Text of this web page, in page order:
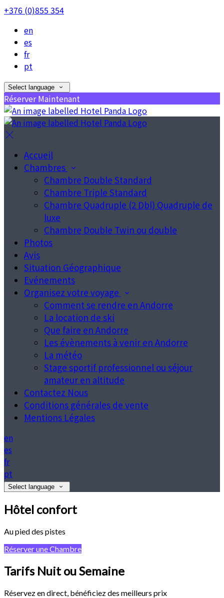
+376 (0)855 354
en
es
fr
pt
Select language
Réserver Maintenant
Accueil
Chambres
Chambre Double Standard
Chambre Triple Standard
Chambre Quadruple (2 Dbl) Quadruple de
luxe
Chambre Double Twin ou double
Photos
Avis
Situation Géographique
Evénements
Organisez votre voyage
Comment se rendre en Andorre
La location de ski
Que faire en Andorre
Les évènements à venir en Andorre
La météo
Stage sportif professionnel ou séjour
amateur en altitude
Contactez Nous
Conditions générales de vente
Mentions Légales
en
es
fr
pt
Select language
Hôtel confort
Au pied des pistes
Réserver une Chambre
Tarifs Nuit ou Semaine
Réservez en direct, bénéficiez des meilleurs prix